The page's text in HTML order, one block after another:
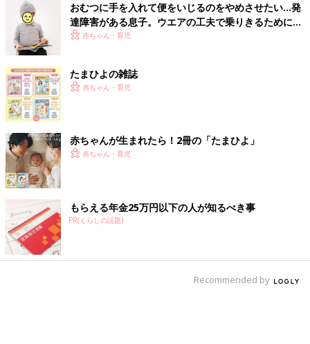
おむつに手を入れて便をいじるのをやめさせたい…発
達障害がある息子。ウエアの工夫で乗りきるために
【体験談】
赤ちゃん・育児
たまひよの雑誌
赤ちゃん・育児
赤ちゃんが生まれたら！2冊の「たまひよ」
赤ちゃん・育児
もらえる年金25万円以下の人が知るべき事
PR(くらしの話題)
Recommended by